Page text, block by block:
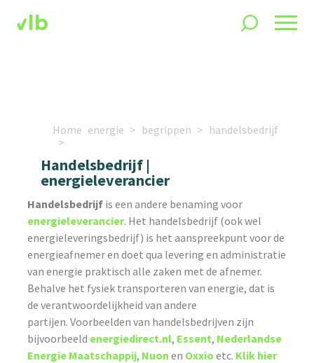
Home energie begrippen handelsbedrijf
Handelsbedrijf |
energieleverancier
Handelsbedrijf is een andere benaming voor
energieleverancier. Het handelsbedrijf (ook wel
energieleveringsbedrijf) is het aanspreekpunt voor de
energieafnemer en doet qua levering en administratie
van energie praktisch alle zaken met de afnemer.
Behalve het fysiek transporteren van energie, dat is
de verantwoordelijkheid van andere
partijen. Voorbeelden van handelsbedrijven zijn
bijvoorbeeld energiedirect.nl, Essent, Nederlandse
Energie Maatschappij, Nuon en Oxxio etc. Klik hier